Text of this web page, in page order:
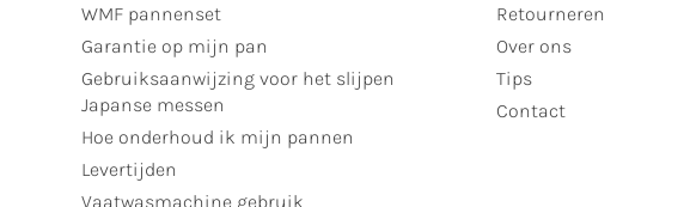
WMF pannenset
Garantie op mijn pan
Gebruiksaanwijzing voor het slijpen
Japanse messen
Hoe onderhoud ik mijn pannen
Levertijden
Vaatwasmachine gebruik
Retourneren
Over ons
Tips
Contact